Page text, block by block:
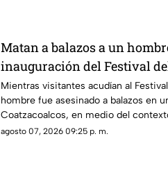
Matan a balazos a un
inauguración del Festival
Coatzacoalcos
Mientras visitantes acudían al
hombre fue asesinado a balazos en
Coatzacoalcos, en medio del
inseguridad del municipio.
agosto 07, 2026 09:25 p. m.